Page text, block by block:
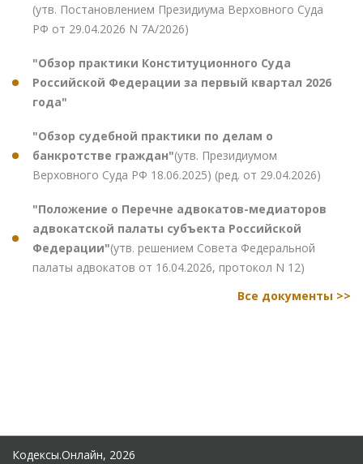
(утв. Постановлением Президиума Верховного Суда
РФ от 29.04.2026 N 7А/2026)
"Обзор практики Конституционного Суда
Российской Федерации за первый квартал 2026
года"
"Обзор судебной практики по делам о
банкротстве граждан"(утв. Президиумом
Верховного Суда РФ 18.06.2025) (ред. от 29.04.2026)
"Положение о Перечне адвокатов-медиаторов
адвокатской палаты субъекта Российской
Федерации"(утв. решением Совета Федеральной
палаты адвокатов от 16.04.2026, протокол N 12)
Все документы >>
Кодексы.Онлайн, 2026